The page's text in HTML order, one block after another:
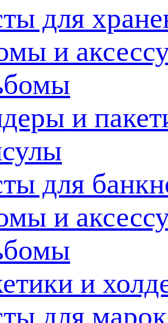
для
и
и
для
и
и
для марок